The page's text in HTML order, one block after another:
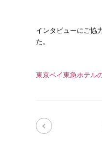
インタビューにご協
た。
東京ベイ東急ホテル